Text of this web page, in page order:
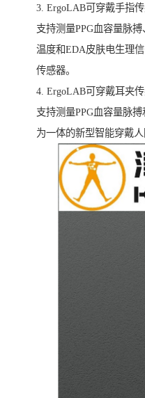
3. ErgoLAB可穿戴手指
支持测量PPG血容量脉
温度和EDA皮肤电生理
传感器。
4. ErgoLAB可穿戴耳夹
支持测量PPG血容量脉
为一体的新型智能穿戴人